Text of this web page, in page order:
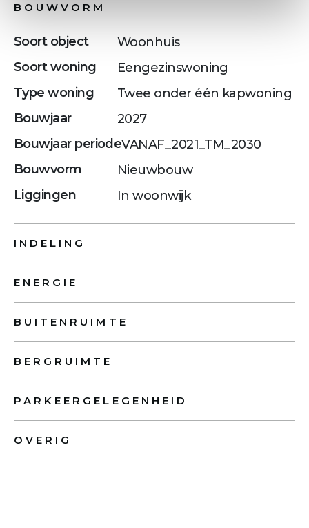
BOUWVORM
Soort object
Woonhuis
Soort woning
Eengezinswoning
Type woning
Twee onder één kapwoning
Bouwjaar
2027
Bouwjaar periodeVANAF_2021_TM_2030
Bouwvorm
Nieuwbouw
Liggingen
In woonwijk
INDELING
ENERGIE
BUITENRUIMTE
BERGRUIMTE
PARKEERGELEGENHEID
OVERIG